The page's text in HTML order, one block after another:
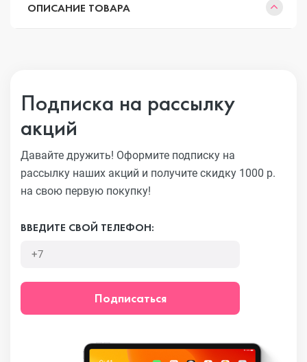
ОПИСАНИЕ ТОВАРА
Подписка на рассылку
акций
Давайте дружить! Оформите подписку на
рассылку наших акций и получите скидку 1000 р.
на свою первую покупку!
ВВЕДИТЕ СВОЙ ТЕЛЕФОН:
Подписаться